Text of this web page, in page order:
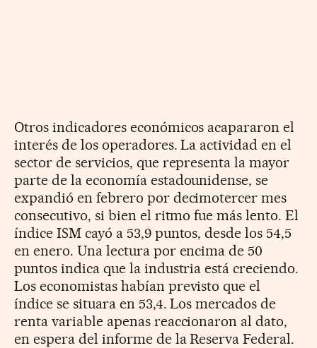
Otros indicadores económicos acapararon el
interés de los operadores. La actividad en el
sector de servicios, que representa la mayor
parte de la economía estadounidense, se
expandió en febrero por decimotercer mes
consecutivo, si bien el ritmo fue más lento. El
índice ISM cayó a 53,9 puntos, desde los 54,5
en enero. Una lectura por encima de 50
puntos indica que la industria está creciendo.
Los economistas habían previsto que el
índice se situara en 53,4. Los mercados de
renta variable apenas reaccionaron al dato,
en espera del informe de la Reserva Federal.